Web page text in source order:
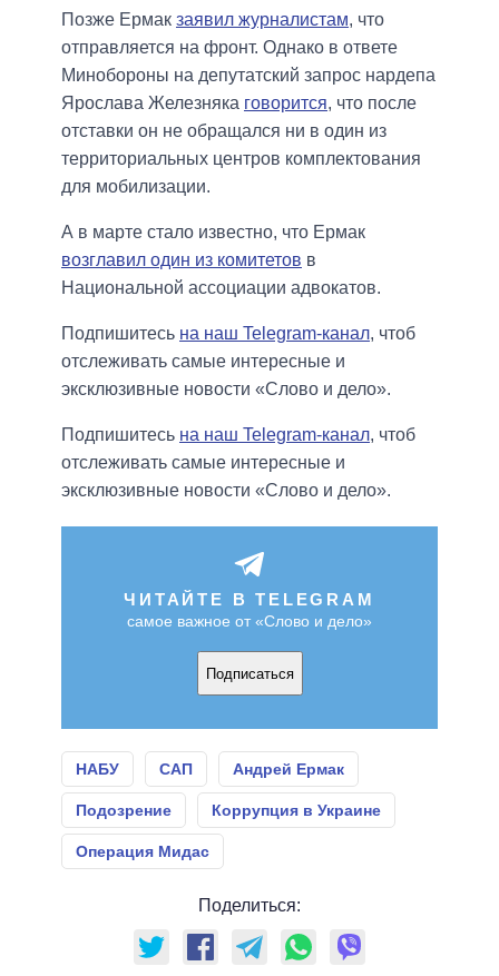
Позже Ермак заявил журналистам, что
отправляется на фронт. Однако в ответе
Минобороны на депутатский запрос нардепа
Ярослава Железняка говорится, что после
отставки он не обращался ни в один из
территориальных центров комплектования
для мобилизации.
А в марте стало известно, что Ермак
возглавил один из комитетов в
Национальной ассоциации адвокатов.
Подпишитесь на наш Telegram-канал, чтоб
отслеживать самые интересные и
эксклюзивные новости «Слово и дело».
Подпишитесь на наш Telegram-канал, чтоб
отслеживать самые интересные и
эксклюзивные новости «Слово и дело».
ЧИТАЙТЕ В TELEGRAM
самое важное от «Слово и дело»
Подписаться
НАБУ САП Андрей Ермак
Подозрение Коррупция в Украине
Операция Мидас
Поделиться: